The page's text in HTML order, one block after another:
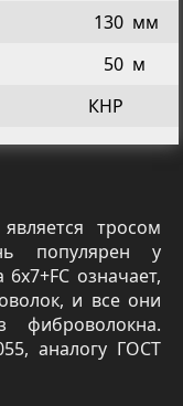
130 мм
50 м
КНР
тросом
популярен у
означает,
и все они
фиброволокна.
аналогу ГОСТ